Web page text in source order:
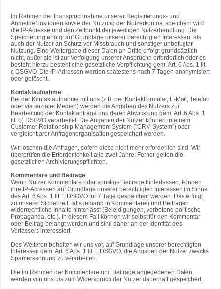
Im Rahmen der Inanspruchnahme unserer Registrierungs- und
Anmeldefunktionen sowie der Nutzung der Nutzerkontos, speichern wird
die IP-Adresse und den Zeitpunkt der jeweiligen Nutzerhandlung. Die
Speicherung erfolgt auf Grundlage unserer berechtigten Interessen, als
auch der Nutzer an Schutz vor Missbrauch und sonstiger unbefugter
Nutzung. Eine Weitergabe dieser Daten an Dritte erfolgt grundsätzlich
nicht, außer sie ist zur Verfolgung unserer Ansprüche erforderlich oder es
besteht hierzu besteht eine gesetzliche Verpflichtung gem. Art. 6 Abs. 1 lit.
c DSGVO. Die IP-Adressen werden spätestens nach 7 Tagen anonymisiert
oder gelöscht.
Kontaktaufnahme
Bei der Kontaktaufnahme mit uns (z.B. per Kontaktformular, E-Mail, Telefon
oder via sozialer Medien) werden die Angaben des Nutzers zur
Bearbeitung der Kontaktanfrage und deren Abwicklung gem. Art. 6 Abs. 1
lit. b) DSGVO verarbeitet. Die Angaben der Nutzer können in einem
Customer-Relationship-Management System ("CRM System") oder
vergleichbarer Anfragenorganisation gespeichert werden.
Wir löschen die Anfragen, sofern diese nicht mehr erforderlich sind. Wir
überprüfen die Erforderlichkeit alle zwei Jahre; Ferner gelten die
gesetzlichen Archivierungspflichten.
Kommentare und Beiträge
Wenn Nutzer Kommentare oder sonstige Beiträge hinterlassen, können
ihre IP-Adressen auf Grundlage unserer berechtigten Interessen im Sinne
des Art. 6 Abs. 1 lit. f. DSGVO für 7 Tage gespeichert werden. Das erfolgt
zu unserer Sicherheit, falls jemand in Kommentaren und Beiträgen
widerrechtliche Inhalte hinterlässt (Beleidigungen, verbotene politische
Propaganda, etc.). In diesem Fall können wir selbst für den Kommentar
oder Beitrag belangt werden und sind daher an der Identität des
Verfassers interessiert.
Des Weiteren behalten wir uns vor, auf Grundlage unserer berechtigten
Interessen gem. Art. 6 Abs. 1 lit. f. DSGVO, die Angaben der Nutzer zwecks
Spamerkennung zu verarbeiten.
Die im Rahmen der Kommentare und Beiträge angegebenen Daten,
werden von uns bis zum Widerspruch der Nutzer dauerhaft gespeichert.